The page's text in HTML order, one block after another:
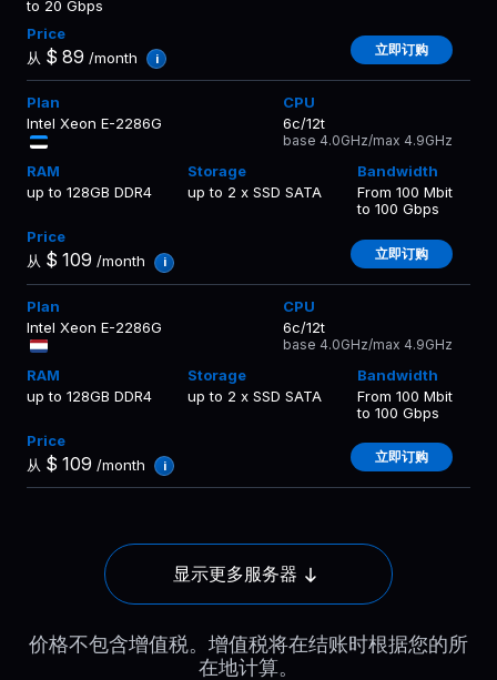
to 20 Gbps
从 $ 89 /month i
立即订购
Intel Xeon E-2286G 6c/12t
base 4.0GHz/max 4.9GHz
up to 128GB DDR4 up to 2 x SSD SATA
From 100 Mbit
to 100 Gbps
从 $ 109 /month i
立即订购
Intel Xeon E-2286G 6c/12t
base 4.0GHz/max 4.9GHz
up to 128GB DDR4 up to 2 x SSD SATA
From 100 Mbit
to 100 Gbps
从 $ 109 /month i
立即订购
显示更多服务器
价格不包含增值税。增值税将在结账时根据您的所
在地计算。